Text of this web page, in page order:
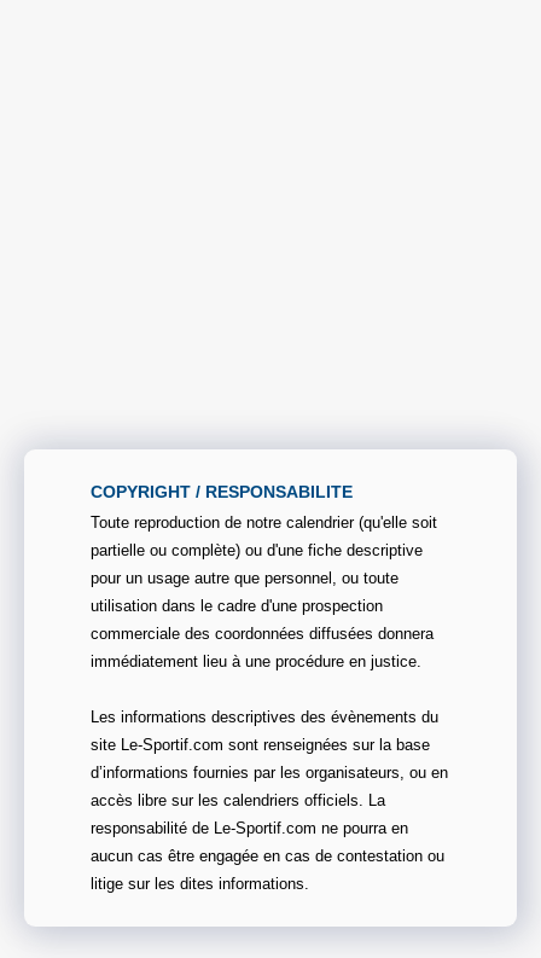
COPYRIGHT / RESPONSABILITE
Toute reproduction de notre calendrier (qu'elle soit
partielle ou complète) ou d'une fiche descriptive
pour un usage autre que personnel, ou toute
utilisation dans le cadre d'une prospection
commerciale des coordonnées diffusées donnera
immédiatement lieu à une procédure en justice.
Les informations descriptives des évènements du
site Le-Sportif.com sont renseignées sur la base
d’informations fournies par les organisateurs, ou en
accès libre sur les calendriers officiels. La
responsabilité de Le-Sportif.com ne pourra en
aucun cas être engagée en cas de contestation ou
litige sur les dites informations.